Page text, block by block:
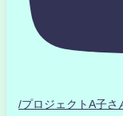
/プロジェクトA子